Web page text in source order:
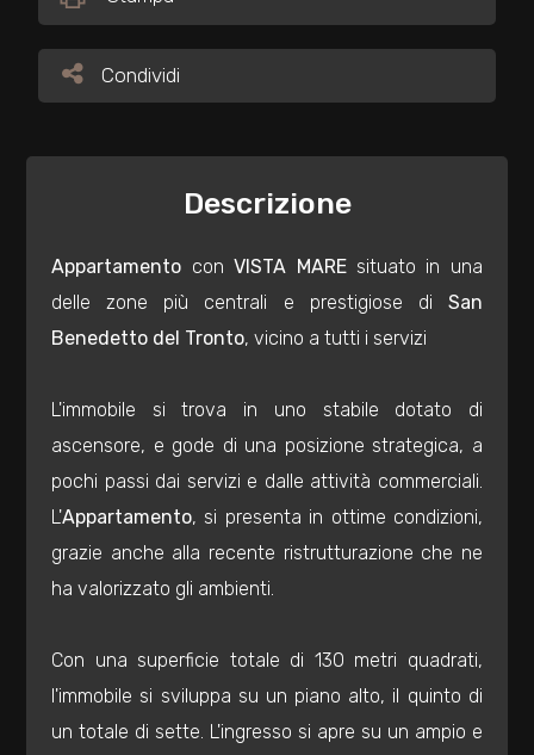
Condividi
Condividi
Descrizione
Appartamento conVISTA MAREsituato in una
delle zone più centrali e prestigiose di San
Benedetto del Tronto, vicino a tutti i servizi
L'immobile si trova in uno stabile dotato di
ascensore, e gode di una posizione strategica, a
pochi passi dai servizi e dalle attività commerciali.
L'Appartamento, si presenta in ottime condizioni,
grazie anche alla recente ristrutturazione che ne
ha valorizzato gli ambienti.
Con una superficie totale di 130 metri quadrati,
l'immobile si sviluppa su un piano alto, il quinto di
un totale di sette. L'ingresso si apre su un ampio e
Commerciali
Prezzo
Totale
mq